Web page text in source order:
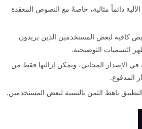
دائماً مثالية، خاصةً مع النصوص المعقدة
كافية لبعض المستخدمين الذين يريدون
التسميات التوضيحية.
في الإصدار المجاني، ويمكن إزالتها فقط من
المدفوع.
باهظ الثمن بالنسبة لبعض المستخدمين.